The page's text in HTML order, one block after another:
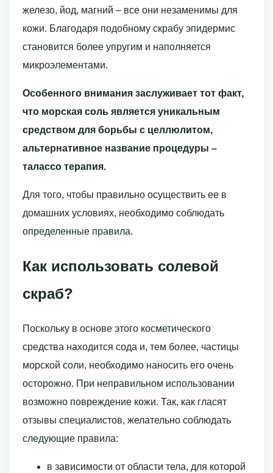
железо, йод, магний – все они незаменимы для
кожи. Благодаря подобному скрабу эпидермис
становится более упругим и наполняется
микроэлементами.
Особенного внимания заслуживает тот факт,
что морская соль является уникальным
средством для борьбы с целлюлитом,
альтернативное название процедуры –
талассо терапия.
Для того, чтобы правильно осуществить ее в
домашних условиях, необходимо соблюдать
определенные правила.
Как использовать солевой
скраб?
Поскольку в основе этого косметического
средства находится сода и, тем более, частицы
морской соли, необходимо наносить его очень
осторожно. При неправильном использовании
возможно повреждение кожи. Так, как гласят
отзывы специалистов, желательно соблюдать
следующие правила:
в зависимости от области тела, для которой